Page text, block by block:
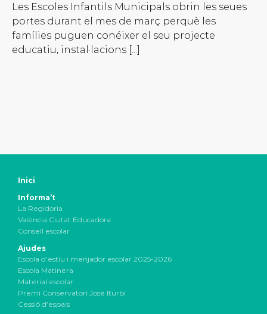
Les Escoles Infantils Municipals obrin les seues
portes durant el mes de març perquè les
famílies puguen conéixer el seu projecte
educatiu, instal·lacions [...]
Inici
Informa’t
La Regidoria
València Ciutat Educadora
Consell escolar
Ajudes
Escola d’estiu i menjador escolar 2025-2026
Escola Matinera
Material escolar
Premi Conservatori José Iturbi
Cessió d’espais